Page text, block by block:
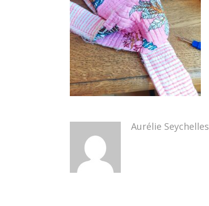
Aurélie Seychelles